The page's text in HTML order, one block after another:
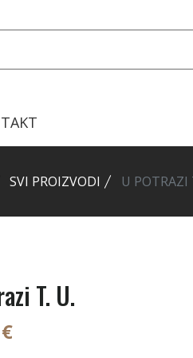
SVI PROIZVODI U POTRAZI
T. U.